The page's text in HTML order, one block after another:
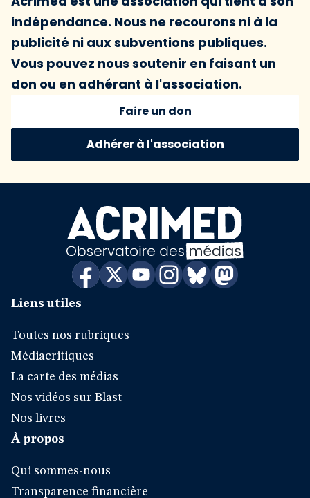
indépendance. Nous ne recourons ni à la
publicité ni aux subventions publiques.
Vous pouvez nous soutenir en faisant un
don ou en adhérant à l'association.
Faire un don
Adhérer à l'association
Liens utiles
Toutes nos rubriques
Médiacritiques
La carte des médias
Nos vidéos sur Blast
Nos livres
À propos
Qui sommes-nous
Transparence financière